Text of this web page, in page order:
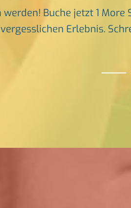
Buche jetzt 1 More
Erlebnis.